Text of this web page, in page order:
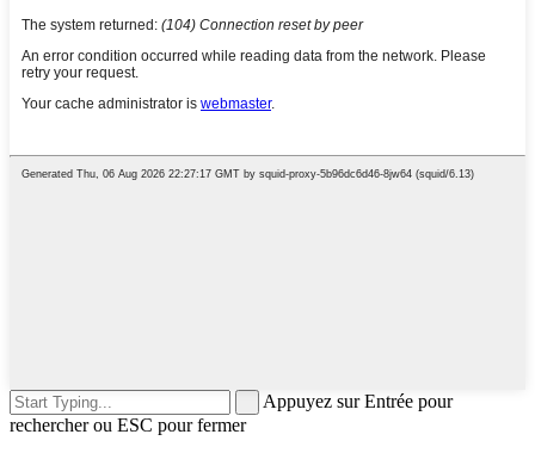
Appuyez sur Entrée pour
rechercher ou ESC pour fermer